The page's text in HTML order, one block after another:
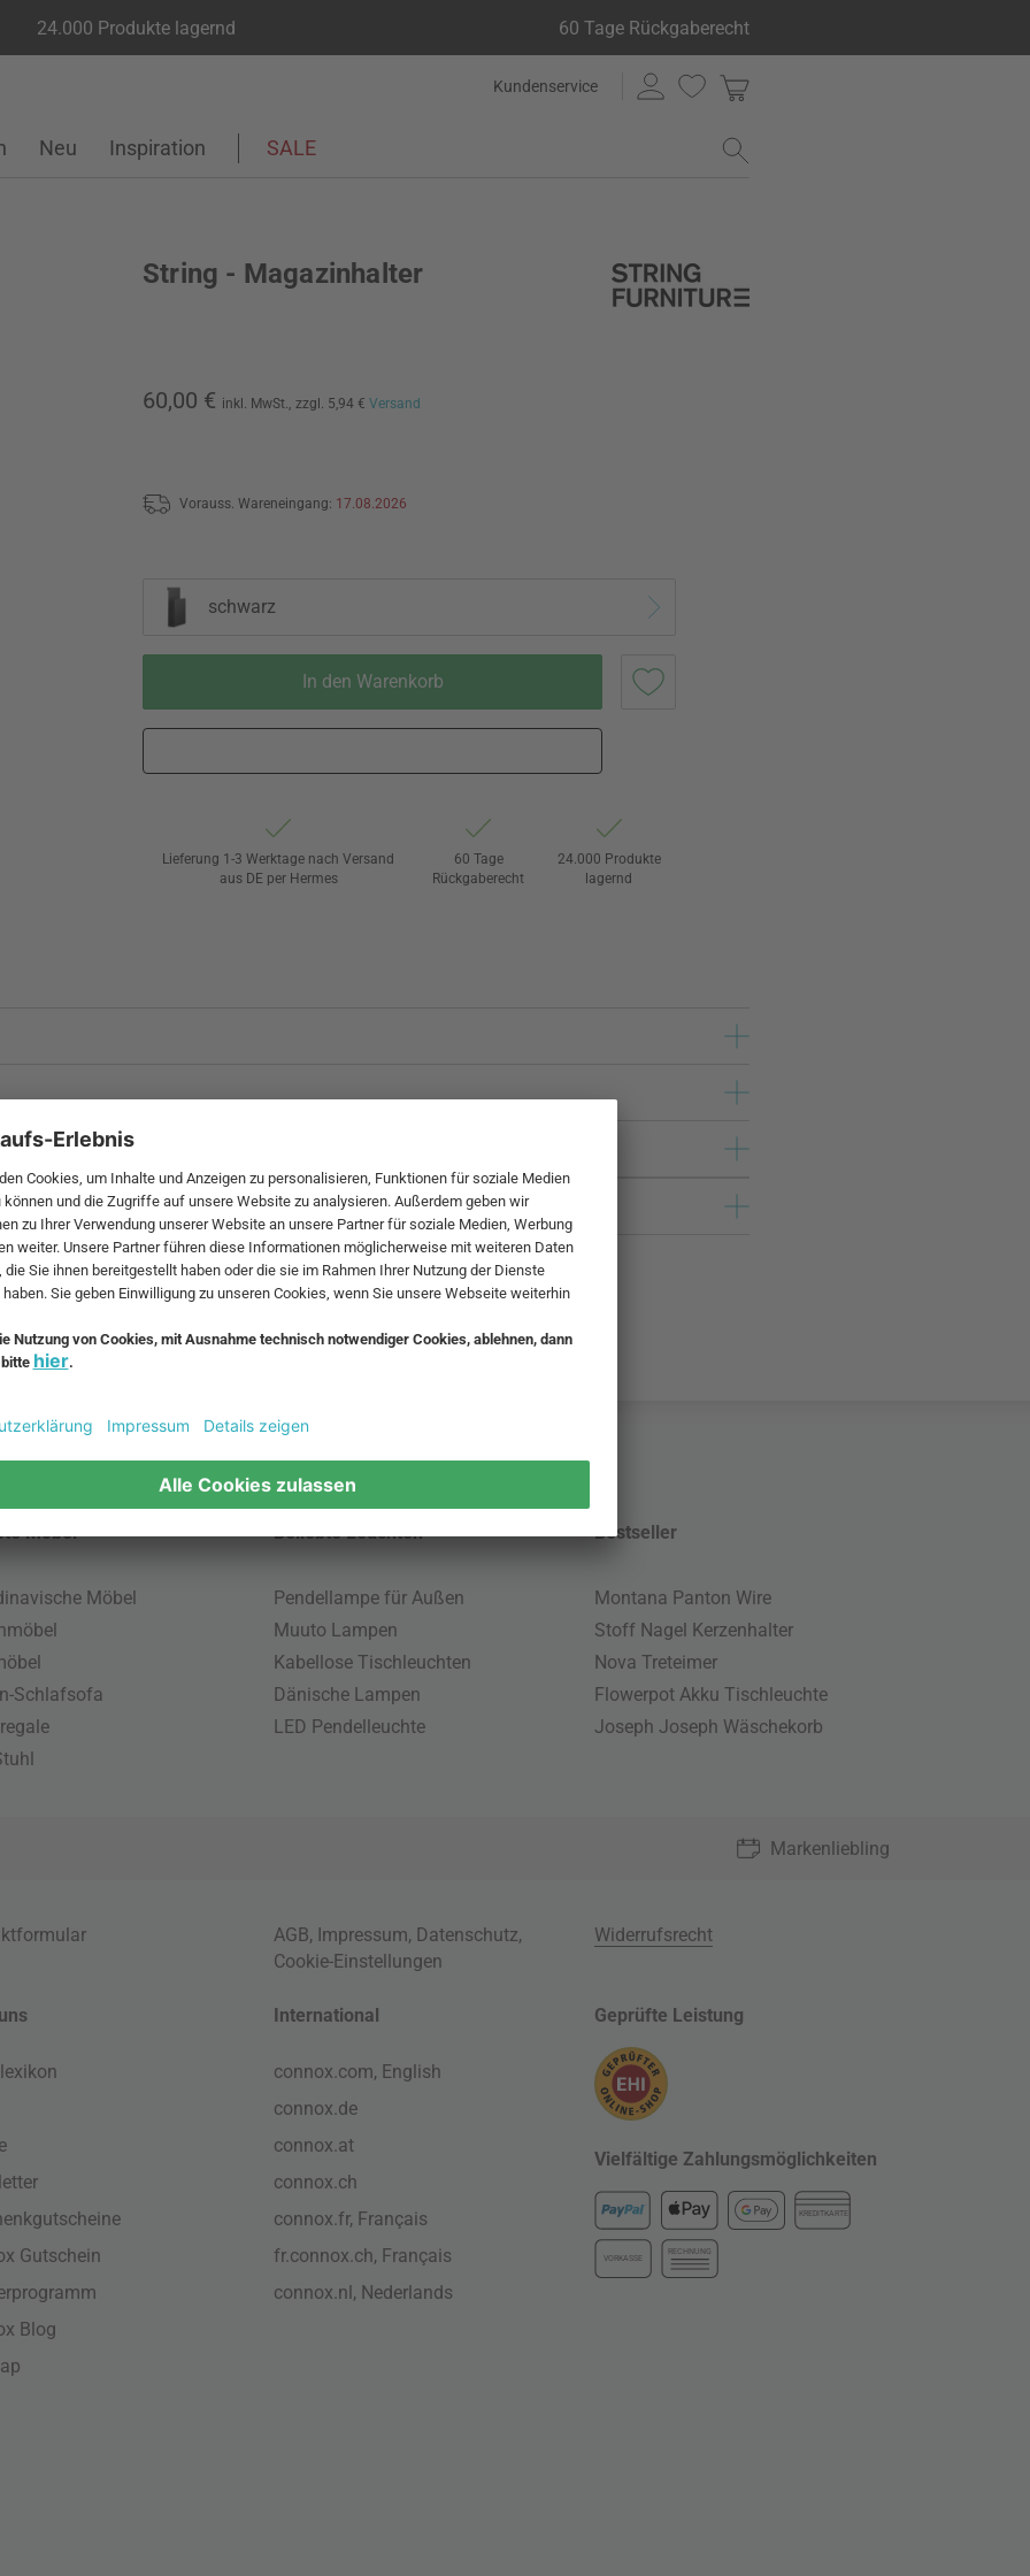
24.000 Produkte lagernd 60 Tage Rückgaberecht
Kundenservice
Neu Inspiration SALE
String - Magazinhalter
60,00 € inkl. MwSt., zzgl. 5,94 € Versand
Vorauss. Wareneingang: 17.08.2026
schwarz
In den Warenkorb
Lieferung 1-3 Werktage nach Versand
aus DE per Hermes
60 Tage
Rückgaberecht
24.000 Produkte
lagernd
und zzgl.
Möbel
Möbel
Schlafsofa
Beliebte Leuchten
Pendellampe für Außen
Muuto Lampen
Kabellose Tischleuchten
Dänische Lampen
LED Pendelleuchte
Bestseller
Montana Panton Wire
Stoff Nagel Kerzenhalter
Nova Treteimer
Flowerpot Akku Tischleuchte
Joseph Joseph Wäschekorb
Markenliebling
AGB, Impressum, Datenschutz,
Cookie-Einstellungen
Widerrufsrecht
Gutschein
Blog
International
connox.com, English
connox.de
connox.at
connox.ch
connox.fr, Français
fr.connox.ch, Français
connox.nl, Nederlands
Geprüfte Leistung
Vielfältige Zahlungsmöglichkeiten
KREDITKARTE
VORKASSE
RECHNUNG